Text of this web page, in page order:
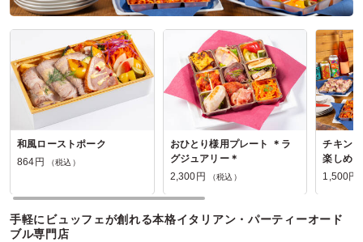
和風ローストポーク
864円
（税込）
おひとり様用プレート ＊ラ
グジュアリー＊
2,300円
（税込）
チキン
楽しめ
ン＊ 8
1,500円
手軽にビュッフェが創れる本格イタリアン・パーティーオード
ブル専門店